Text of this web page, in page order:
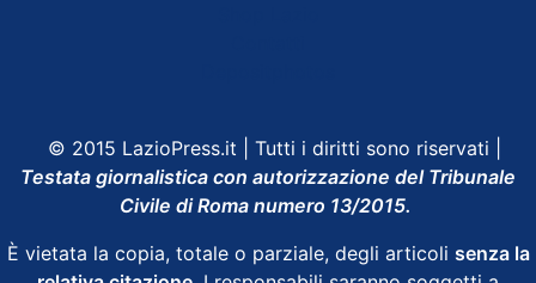
© 2015 LazioPress.it | Tutti i diritti sono riservati |
Testata giornalistica con autorizzazione del Tribunale
Civile di Roma numero 13/2015.
È vietata la copia, totale o parziale, degli articoli senza la